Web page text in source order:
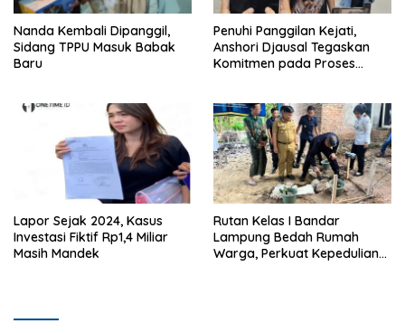
Nanda Kembali Dipanggil,
Sidang TPPU Masuk Babak
Baru
Penuhi Panggilan Kejati,
Anshori Djausal Tegaskan
Komitmen pada Proses
Lapor Sejak 2024, Kasus
Investasi Fiktif Rp1,4 Miliar
Masih Mandek
Rutan Kelas I Bandar
Lampung Bedah Rumah
Warga, Perkuat Kepedulian